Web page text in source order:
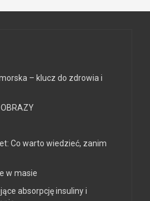
– klucz do zdrowia i
Co warto wiedzieć, zanim
w masie
absorpcję insuliny i